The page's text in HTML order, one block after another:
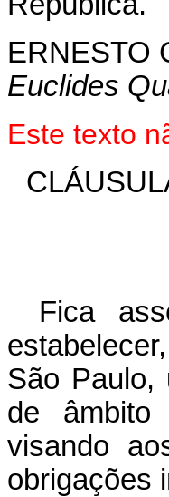
ERNESTO
Euclides
Este texto
Fica
São Paulo,
de âmbito
visando
obrigações